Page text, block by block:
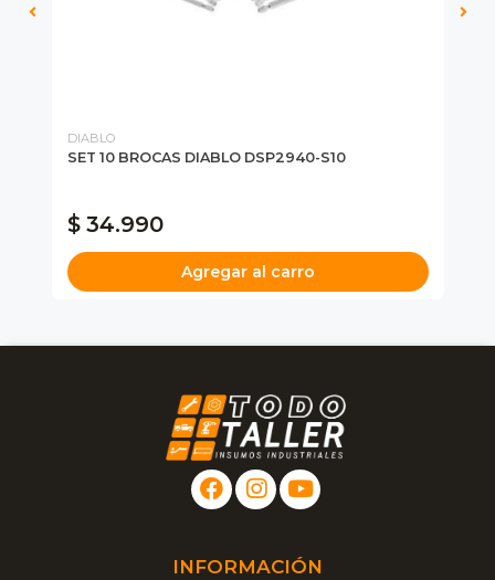
DIABLO
SET 10 BROCAS DIABLO DSP2940-S10
$ 34.990
Agregar al carro
INFORMACIÓN